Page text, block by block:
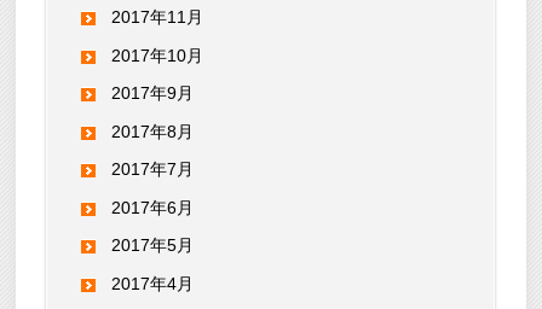
2017年11月
2017年10月
2017年9月
2017年8月
2017年7月
2017年6月
2017年5月
2017年4月